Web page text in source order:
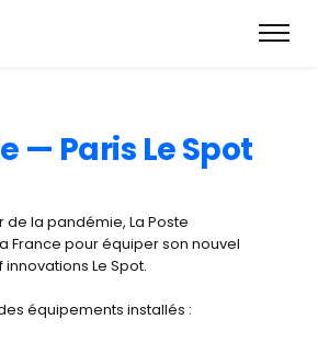
— Paris Le Spot
de la pandémie, La Poste
France pour équiper son nouvel
Le Spot.
équipements installés :